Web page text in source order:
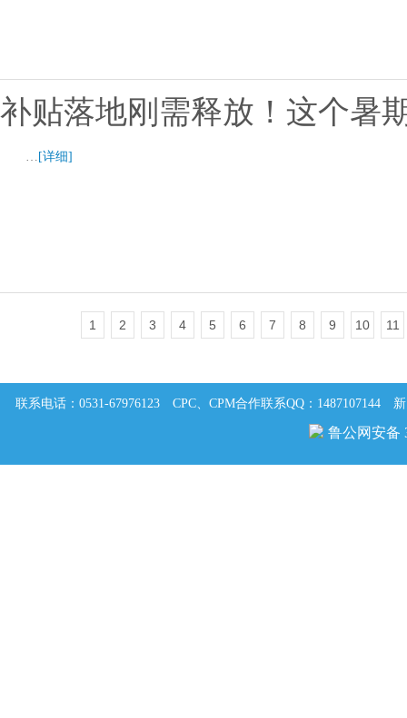
补贴落地刚需释放！这个暑
… [详细]
1 2 3 4 5 6 7 8 9 10 11
联系电话：0531-67976123 CPC、CPM合作联系QQ：1487107144
鲁公网安备